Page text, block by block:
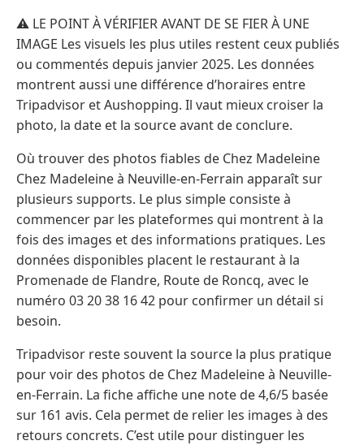
⚠️ LE POINT À VÉRIFIER AVANT DE SE FIER À UNE
IMAGE Les visuels les plus utiles restent ceux publiés
ou commentés depuis janvier 2025. Les données
montrent aussi une différence d’horaires entre
Tripadvisor et Aushopping. Il vaut mieux croiser la
photo, la date et la source avant de conclure.
Où trouver des photos fiables de Chez Madeleine
Chez Madeleine à Neuville-en-Ferrain apparaît sur
plusieurs supports. Le plus simple consiste à
commencer par les plateformes qui montrent à la
fois des images et des informations pratiques. Les
données disponibles placent le restaurant à la
Promenade de Flandre, Route de Roncq, avec le
numéro 03 20 38 16 42 pour confirmer un détail si
besoin.
Tripadvisor reste souvent la source la plus pratique
pour voir des photos de Chez Madeleine à Neuville-
en-Ferrain. La fiche affiche une note de 4,6/5 basée
sur 161 avis. Cela permet de relier les images à des
retours concrets. C’est utile pour distinguer les